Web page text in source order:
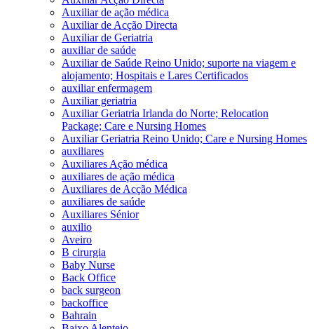
Auxiliar de ação médica
Auxiliar de Acção Directa
Auxiliar de Geriatria
auxiliar de saúde
Auxiliar de Saúde Reino Unido; suporte na viagem e
alojamento; Hospitais e Lares Certificados
auxiliar enfermagem
Auxiliar geriatria
Auxiliar Geriatria Irlanda do Norte; Relocation
Package; Care e Nursing Homes
Auxiliar Geriatria Reino Unido; Care e Nursing Homes
auxiliares
Auxiliares Ação médica
auxiliares de ação médica
Auxiliares de Acção Médica
auxiliares de saúde
Auxiliares Sénior
auxilio
Aveiro
B cirurgia
Baby Nurse
Back Office
back surgeon
backoffice
Bahrain